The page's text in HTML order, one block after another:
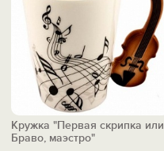
Кружка "Первая скрипка или
Браво, маэстро"